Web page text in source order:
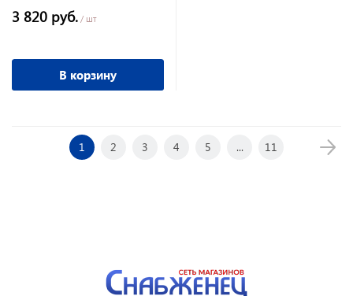
3 820 руб. / шт
В корзину
1 2 3 4 5 ... 11